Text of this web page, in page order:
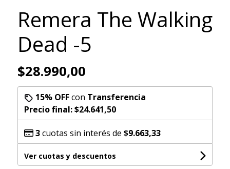
Remera The Walking
Dead -5
$28.990,00
15% OFFcon Transferencia
Precio final:$24.641,50
3cuotas sin interés de $9.663,33
Ver cuotas y descuentos